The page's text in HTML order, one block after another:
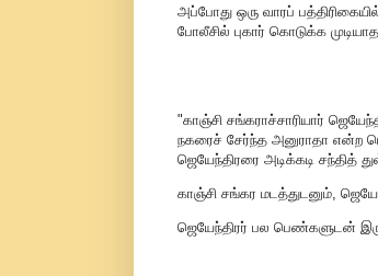
அப்போது ஒரு வாரப்
போலீசில் புகார் கொடுக்க
"காஞ்சி சங்கராச்சாரியார்
நகரைச் சேர்ந்த அனுராதா
ஜெயேந்திரரை அடிக்கடி சந்தித்
காஞ்சி சங்கர மடத்துடனும்,
ஜெயேந்திரர் பல பெண்களுடன்